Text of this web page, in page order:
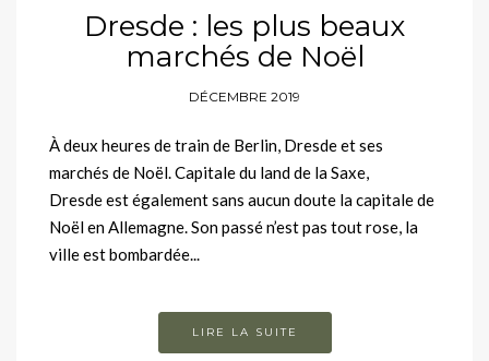
Dresde : les plus beaux
marchés de Noël
DÉCEMBRE 2019
À deux heures de train de Berlin, Dresde et ses
marchés de Noël. Capitale du land de la Saxe,
Dresde est également sans aucun doute la capitale de
Noël en Allemagne. Son passé n’est pas tout rose, la
ville est bombardée...
LIRE LA SUITE